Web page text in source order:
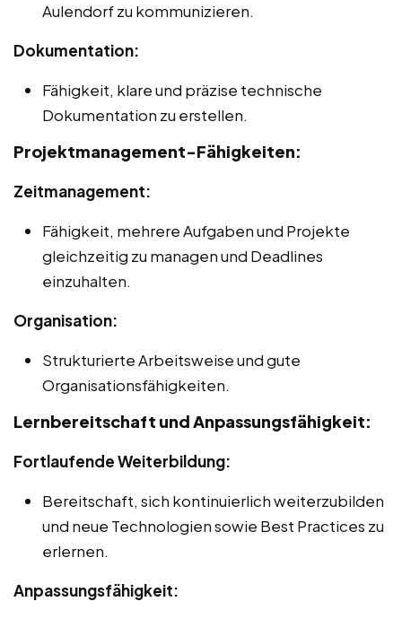
Aulendorf zu kommunizieren.
Dokumentation:
Fähigkeit, klare und präzise technische
Dokumentation zu erstellen.
Projektmanagement-Fähigkeiten:
Zeitmanagement:
Fähigkeit, mehrere Aufgaben und Projekte
gleichzeitig zu managen und Deadlines
einzuhalten.
Organisation:
Strukturierte Arbeitsweise und gute
Organisationsfähigkeiten.
Lernbereitschaft und Anpassungsfähigkeit:
Fortlaufende Weiterbildung:
Bereitschaft, sich kontinuierlich weiterzubilden
und neue Technologien sowie Best Practices zu
erlernen.
Anpassungsfähigkeit: